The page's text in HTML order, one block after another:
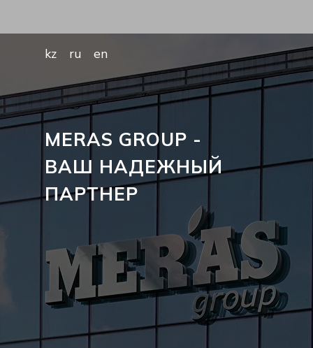
MERAS GROUP -
ВАШ НАДЕЖНЫЙ
ПАРТНЕР
ru en
kz